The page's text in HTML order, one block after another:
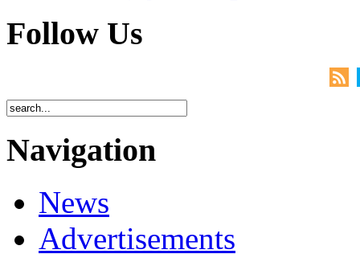
Follow Us
Navigation
News
Advertisements